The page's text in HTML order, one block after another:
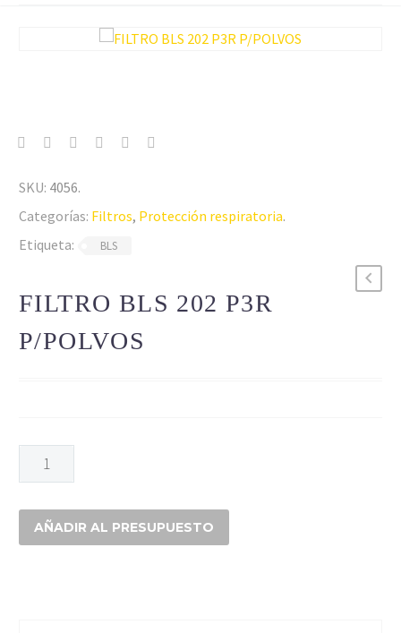
SKU: 4056.
Categorías: Filtros, Protección respiratoria.
Etiqueta:
BLS
FILTRO BLS 202 P3R
P/POLVOS
FILTRO
BLS
P3R
P/POLVOS
AÑADIR AL PRESUPUESTO